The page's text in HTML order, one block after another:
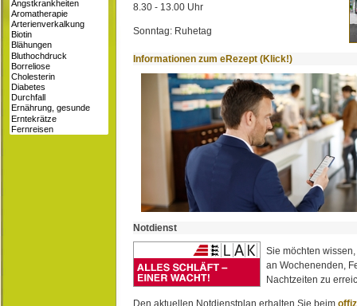
8.30 - 13.00 Uhr
Sonntag: Ruhetag
Informationen zum eRezept (Klick!)
Notdienst
Sie möchten
an Wochenenden,
Nachtzeiten zu
Den aktuellen Notdienstplan erhalten Sie beim